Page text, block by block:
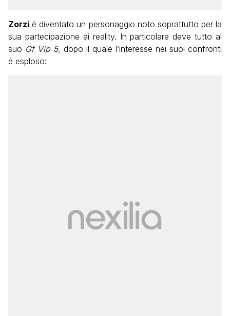
Zorzi è diventato un personaggio noto soprattutto per la
sua partecipazione ai reality. In particolare deve tutto al
suo Gf Vip 5, dopo il quale l’interesse nei suoi confronti
è esploso: